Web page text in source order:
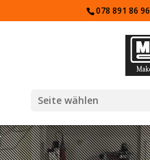
078 891 86 96
Seite wählen